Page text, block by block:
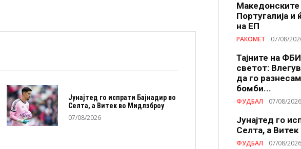
Јунајтед го испрати Бајнадир во
Селта, а Витек во Мидлзброу
07/08/2026
Македонските
Португалија и
на ЕП
РАКОМЕТ 07/08/
Тајните на
светот:
да го
бомби...
ФУДБАЛ 07/08/2026
Јунајтед го
Селта, а
ФУДБАЛ 07/08/2026